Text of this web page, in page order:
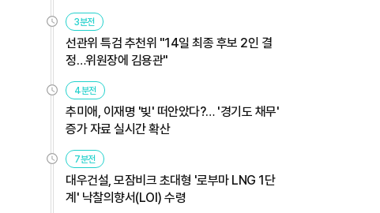
3분전
선관위 특검 추천위 "14일 최종 후보 2인 결
정…위원장에 김용관"
4분전
추미애, 이재명 '빚' 떠안았다?… '경기도 채무'
증가 자료 실시간 확산
7분전
대우건설, 모잠비크 초대형 '로부마 LNG 1단
계' 낙찰의향서(LOI) 수령